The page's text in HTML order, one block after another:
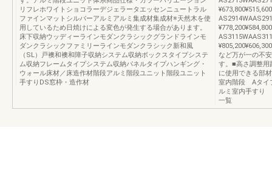
リフレホワイトショコラーデジェラータエッセンニュートラル
ファインマットシルバーアルミアルミ集成材集成材※天然木を使
用しているため日焼けによる変色が発生する場合があります。
床下収納ウッディーラインモダンクラシックグランドラインモ
ダンクラシックファミリーラインモダンクラシック新和風
（SL）戸襖和襖和障子収納システム収納ボックスタイプシステ
ム収納フレームタイプシステム収納パネルタイプハンギング・
ウォール床材／床造作材階段アルミ階段ユニット階段ユニット
手すりDS窓枠・造作材
など万が一の不
す。■高さ調整用
に使用できる部
室内階段 Aタイ
ルミ室内手すり
一覧